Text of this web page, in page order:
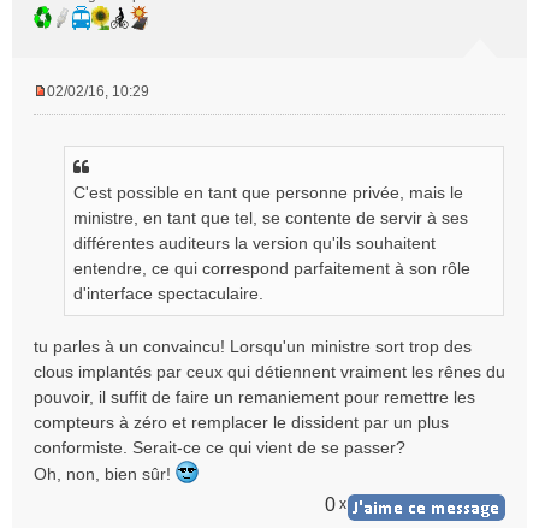
u
02/02/16, 10:29
C'est possible en tant que personne privée, mais le
ministre, en tant que tel, se contente de servir à ses
différentes auditeurs la version qu'ils souhaitent
entendre, ce qui correspond parfaitement à son rôle
d'interface spectaculaire.
tu parles à un convaincu! Lorsqu'un ministre sort trop des
clous implantés par ceux qui détiennent vraiment les rênes du
pouvoir, il suffit de faire un remaniement pour remettre les
compteurs à zéro et remplacer le dissident par un plus
conformiste. Serait-ce ce qui vient de se passer?
Oh, non, bien sûr!
0 x